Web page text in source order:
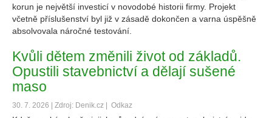
korun je největší investicí v novodobé historii firmy. Projekt
včetně příslušenství byl již v zásadě dokončen a varna úspěšně
absolvovala náročné testování.
Kvůli dětem změnili život od základů.
Opustili stavebnictví a dělají sušené
maso
30. 7. 2026 | Zdroj: Denik.cz | Odkaz